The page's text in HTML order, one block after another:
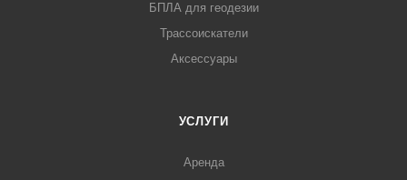
БПЛА для геодезии
Трассоискатели
Аксессуары
УСЛУГИ
Аренда